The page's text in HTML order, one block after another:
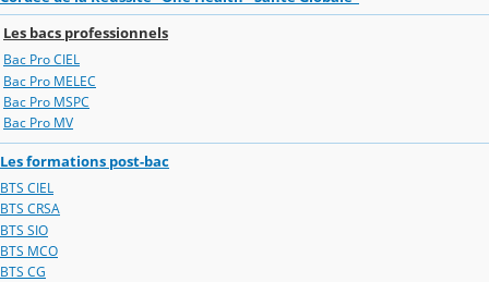
Les bacs professionnels
Bac Pro CIEL
Bac Pro MELEC
Bac Pro MSPC
Bac Pro MV
Les formations post-bac
BTS CIEL
BTS CRSA
BTS SIO
BTS MCO
BTS CG